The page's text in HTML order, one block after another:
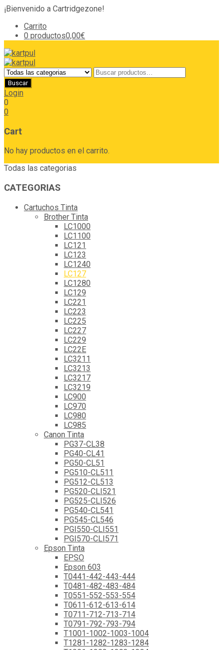
¡Bienvenido a Cartridgezone!
Carrito
0 productos0,00€
Login
0
0
Cart
No hay productos en el carrito.
Todas las categorias
CATEGORIAS
Cartuchos Tinta
Brother Tinta
LC1000
LC1100
LC121
LC123
LC1240
LC127
LC1280
LC129
LC221
LC223
LC225
LC227
LC229
LC22E
LC3211
LC3213
LC3217
LC3219
LC900
LC970
LC980
LC985
Canon Tinta
PG37-CL38
PG40-CL41
PG50-CL51
PG510-CL511
PG512-CL513
PG520-CLI521
PG525-CLI526
PG540-CL541
PG545-CL546
PGI550-CLI551
PGI570-CLI571
Epson Tinta
EPSO
Epson 603
T0441-442-443-444
T0481-482-483-484
T0551-552-553-554
T0611-612-613-614
T0711-712-713-714
T0791-792-793-794
T1001-1002-1003-1004
T1281-1282-1283-1284